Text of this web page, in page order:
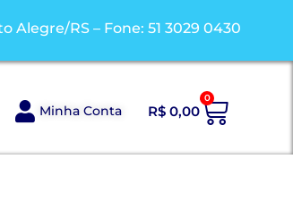
Alegre/RS – Fone: 51 3029 0430
Minha Conta R$ 0,00
0